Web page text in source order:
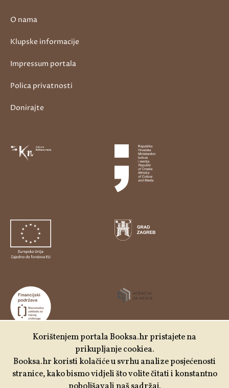
Udruga Kulturtreger je korisnik institucionalne podrške
Nacionalne zaklade za razvoj civilnoga društva za
stabilizaciju i/ili razvoj udruge u području demokratizacije i
O nama
Klupske informacije
Impressum portala
Polica privatnosti
Donirajte
Korištenjem portala Booksa.hr pristajete na
prikupljanje cookiea.
Booksa.hr koristi kolačiće u svrhu analize posjećenosti
stranice, kako bismo vidjeli što volite čitati i konstantno